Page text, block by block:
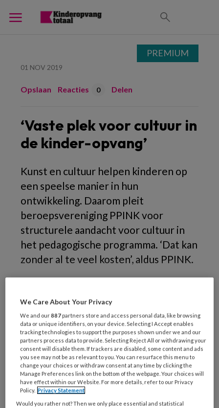
01 NOV 2019
Opslaan Reacties 0 Delen
‘Vaste plek voor cultuur in
de kinder-opvang’
Kunst en cultuur helpen kinderen op
een speelse manier in hun
ontwikkeling. Daarom pleit
beroepsvereniging PPINK voor
structurele aandacht voor cultuur in
het pedagogische programma. ‘Dat kan
zonder al te veel kosten’, aldus PPINK.
REGISTREREN
Wil je dit artikel lezen?
Maak gratis een account aan en lees 2
artikelen gratis per maand
PREMIUM
We Care About Your Privacy
We and our887 partners store and access personal data, like browsing
data or unique identifiers, on your device. Selecting I Accept enables
tracking technologies to support the purposes shown under we and our
partners process data to provide. Selecting Reject All or withdrawing your
consent will disable them. If trackers are disabled, some content and ads
you see may not be as relevant to you. You can resurface this menu to
change your choices or withdraw consent at any time by clicking the
Manage Preferences link on the bottom of the webpage. Your choices will
have effect within our Website. For more details, refer to our Privacy
Policy. Privacy Statement
Would you rather not? Then we only place essential and statistical